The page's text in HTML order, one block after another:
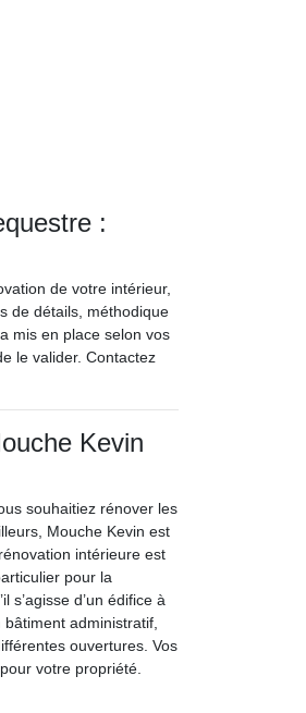
:
de votre intérieur,
de détails, méthodique
mis en place selon vos
le valider. Contactez
Kevin
souhaitiez rénover les
Mouche Kevin est
intérieure est
pour la
s’agisse d’un édifice à
administratif,
ouvertures. Vos
votre propriété.